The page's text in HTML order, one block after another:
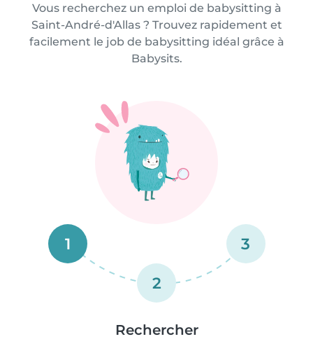
Vous recherchez un emploi de babysitting à
Saint-André-d'Allas ? Trouvez rapidement et
facilement le job de babysitting idéal grâce à
Babysits.
1
2
3
Rechercher